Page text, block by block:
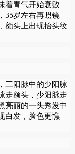
着胃气开始衰败
35岁左右再照镜
额头上出现抬头纹
三阳脉中的少阳脉
走额头，少阳脉走
亮丽的一头秀发中
白发，脸色更憔